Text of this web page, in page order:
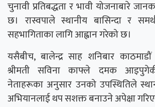
चुनावी प्रतिबद्धता र भावी योजनाबारे
छ। रास्वपाले स्थानीय बासिन्दा र
सहभागिताका लागि आह्वान गरेको छ।
यसैबीच, बालेन्द्र साह शनिबार
श्रीमती सविना काफ्ले दमक
नेताहरूका अनुसार उनको उपस्थितिले
अभियानलाई थप सशक्त बनाउने अपेक्षा